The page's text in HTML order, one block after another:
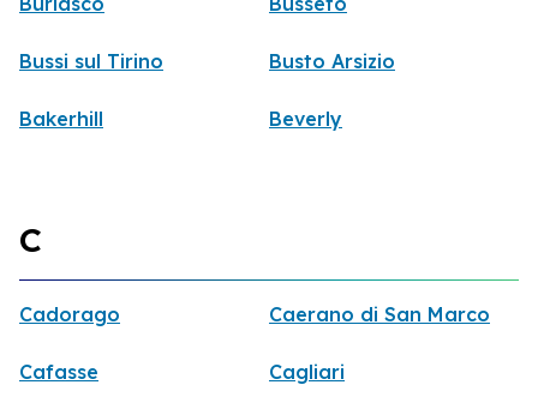
Bussi sul Tirino Busto Arsizio
Bakerhill Beverly
C
Cadorago Caerano di San Marco
Cafasse Cagliari